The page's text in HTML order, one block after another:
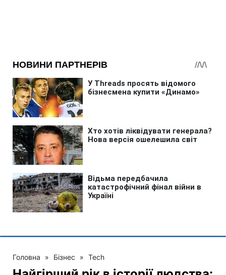
Головна » Бізнес » Tech